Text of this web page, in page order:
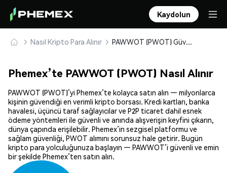
Kaydolun
Nasıl Kripto Para Alınır PAWWOT (PWOT) Güvenle Satın Alın ve Saklayın
Phemex’te PAWWOT (PWOT) Nasıl Alınır
PAWWOT (PWOT)’yi Phemex’te kolayca satın alın — milyonlarca
kişinin güvendiği en verimli kripto borsası. Kredi kartları, banka
havalesi, üçüncü taraf sağlayıcılar ve P2P ticaret dahil esnek
ödeme yöntemleri ile güvenli ve anında alışverişin keyfini çıkarın,
dünya çapında erişilebilir. Phemex’in sezgisel platformu ve
sağlam güvenliği, PWOT alımını sorunsuz hale getirir. Bugün
kripto para yolculuğunuza başlayın — PAWWOT’i güvenli ve emin
bir şekilde Phemex’ten satın alın.